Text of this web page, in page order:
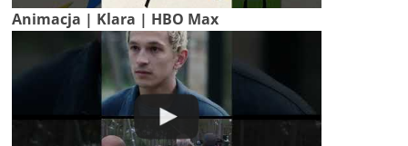
Animacja | Klara | HBO Max